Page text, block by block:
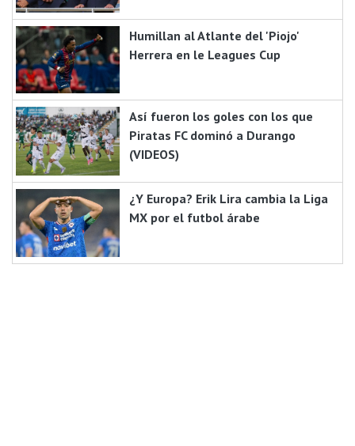
Humillan al Atlante del 'Piojo'
Herrera en le Leagues Cup
Así fueron los goles con los que
Piratas FC dominó a Durango
(VIDEOS)
¿Y Europa? Erik Lira cambia la Liga
MX por el futbol árabe